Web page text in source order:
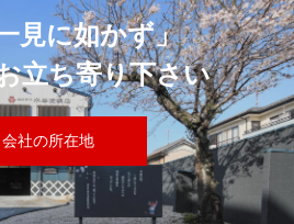
見に如かず」
立ち寄り下さい
会社の所在地